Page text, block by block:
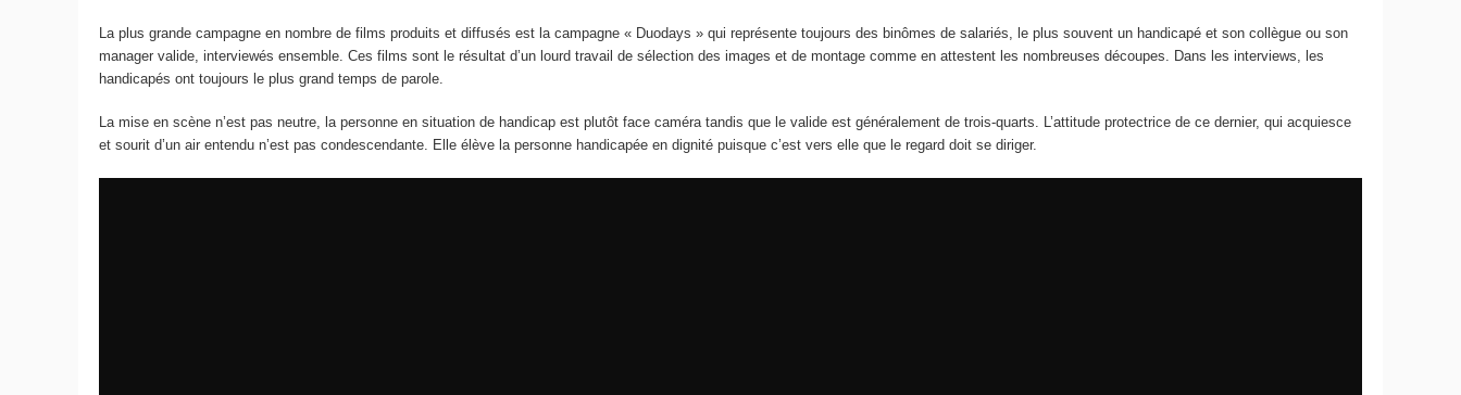
La plus grande campagne en nombre de films produits et diffusés est la campagne « Duodays » qui représente toujours des binômes de salariés, le plus souvent un handicapé et son collègue ou son
manager valide, interviewés ensemble. Ces films sont le résultat d’un lourd travail de sélection des images et de montage comme en attestent les nombreuses découpes. Dans les interviews, les
handicapés ont toujours le plus grand temps de parole.
La mise en scène n’est pas neutre, la personne en situation de handicap est plutôt face caméra tandis que le valide est généralement de trois-quarts. L’attitude protectrice de ce dernier, qui acquiesce
et sourit d’un air entendu n’est pas condescendante. Elle élève la personne handicapée en dignité puisque c’est vers elle que le regard doit se diriger.